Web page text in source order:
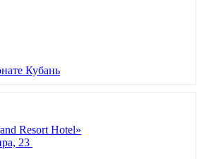
Кубань
Resort Hotel»
23